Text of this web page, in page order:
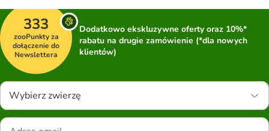
333
zooPunkty za
dołączenie do
Newslettera
Dodatkowo ekskluzywne oferty oraz 10%*
rabatu na drugie zamówienie (*dla nowych
klientów)
Wybierz zwierzę